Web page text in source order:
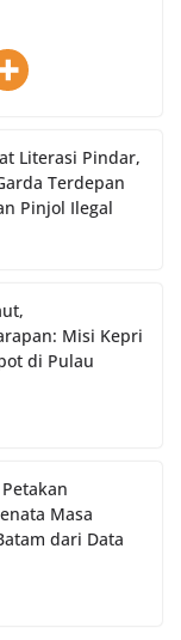
Literasi Pindar,
Terdepan
Pinjol Ilegal
Misi Kepri
di Pulau
Masa
dari Data